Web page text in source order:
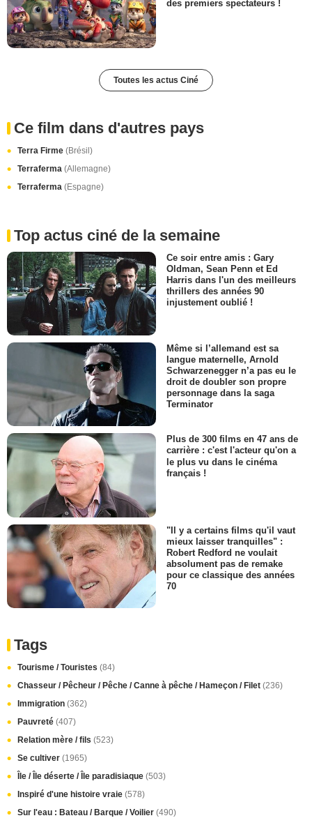
des premiers spectateurs !
Toutes les actus Ciné
Ce film dans d'autres pays
Terra Firme (Brésil)
Terraferma (Allemagne)
Terraferma (Espagne)
Top actus ciné de la semaine
Ce soir entre amis : Gary
Oldman, Sean Penn et Ed
Harris dans l'un des meilleurs
thrillers des années 90
injustement oublié !
Même si l’allemand est sa
langue maternelle, Arnold
Schwarzenegger n’a pas eu le
droit de doubler son propre
personnage dans la saga
Terminator
Plus de 300 films en 47 ans de
carrière : c'est l'acteur qu'on a
le plus vu dans le cinéma
français !
"Il y a certains films qu'il vaut
mieux laisser tranquilles" :
Robert Redford ne voulait
absolument pas de remake
pour ce classique des années
70
Tags
Tourisme / Touristes (84)
Chasseur / Pêcheur / Pêche / Canne à pêche / Hameçon / Filet (236)
Immigration (362)
Pauvreté (407)
Relation mère / fils (523)
Se cultiver (1965)
Île / Île déserte / Île paradisiaque (503)
Inspiré d'une histoire vraie (578)
Sur l'eau : Bateau / Barque / Voilier (490)